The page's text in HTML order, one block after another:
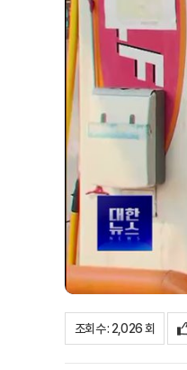
조회수 : 2,026 회